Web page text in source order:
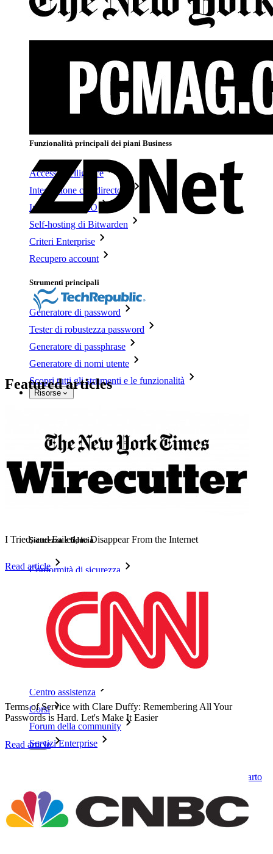
Funzionalità principali dei piani personali
Accesso di emergenza
Condivisione sicura con Send
Integrazione alias email
Funzionalità principali dei piani Business
Access Intelligence
Integrazione con directory
Integrazione SSO
Self-hosting di Bitwarden
Criteri Enterprise
Recupero account
Strumenti principali
Generatore di password
Tester di robustezza password
Generatore di passphrase
Generatore di nomi utente
Scopri tutti gli strumenti e le funzionalità
Risorse
Centro risorse
Blog
Eventi
Sicurezza e fiducia
Conformità di sicurezza
Programma Bug Bounty
Open Source Security Summit
Whitepaper sulla sicurezza di Bitwarden
Formazione
Centro assistenza
Corsi
Forum della community
Servizi Enterprise
Contatta il reparto
Featured articles
I Tried, and Failed, to Disappear From the Internet
Read article
Terms of Service with Clare Duffy: Remembering All Your
Passwords is Hard. Let's Make It Easier
Read article